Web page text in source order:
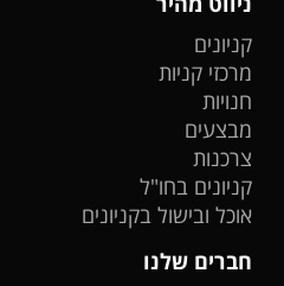
קניונים
מרכזי קניות
חנויות
מבצעים
צרכנות
קניונים בחו"ל
אוכל ובישול בקניונים
חברים שלנו